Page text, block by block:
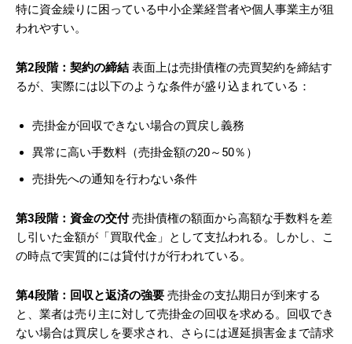
特に資金繰りに困っている中小企業経営者や個人事業主が狙
われやすい。
第2段階：契約の締結 表面上は売掛債権の売買契約を締結す
るが、実際には以下のような条件が盛り込まれている：
売掛金が回収できない場合の買戻し義務
異常に高い手数料（売掛金額の20～50％）
売掛先への通知を行わない条件
第3段階：資金の交付売掛債権の額面から高額な手数料を差
し引いた金額が「買取代金」として支払われる。しかし、こ
の時点で実質的には貸付けが行われている。
第4段階：回収と返済の強要 売掛金の支払期日が到来する
と、業者は売り主に対して売掛金の回収を求める。回収でき
ない場合は買戻しを要求され、さらには遅延損害金まで請求